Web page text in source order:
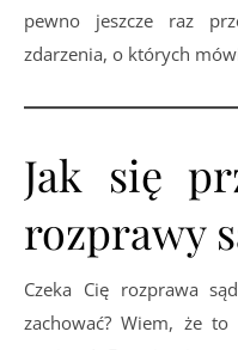
pewno jeszcze raz
zdarzenia, o których
Jak się
rozprawy
Czeka Cię rozprawa
zachować? Wiem, że